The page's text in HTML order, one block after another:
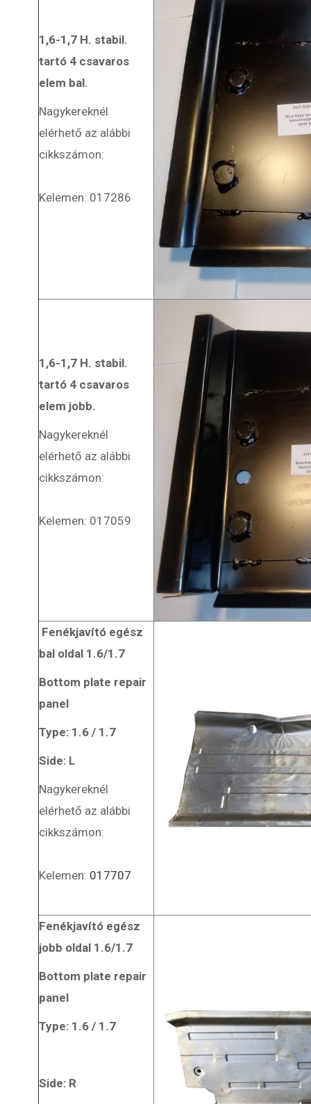
1,6-1,7 H. stabil.
tartó 4 csavaros
elem bal.
Nagykereknél
elérhető az alábbi
cikkszámon:
Kelemen: 017286
1,6-1,7 H. stabil.
tartó 4 csavaros
elem jobb.
Nagykereknél
elérhető az alábbi
cikkszámon:
Kelemen: 017059
Fenékjavító egész
bal oldal 1.6/1.7
Bottom plate repair
panel
Type: 1.6 / 1.7
Side: L
Nagykereknél
elérhető az alábbi
cikkszámon:
Kelemen: 017707
Fenékjavító egész
jobb oldal 1.6/1.7
Bottom plate repair
panel
Type: 1.6 / 1.7
Side: R